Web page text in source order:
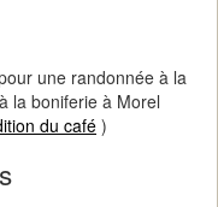
une randonnée à la
la boniferie à Morel
du café )